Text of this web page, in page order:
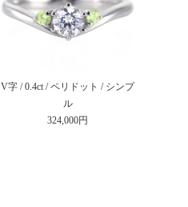
V字 / 0.4ct / ペリドット / シンプ
ル
324,000円